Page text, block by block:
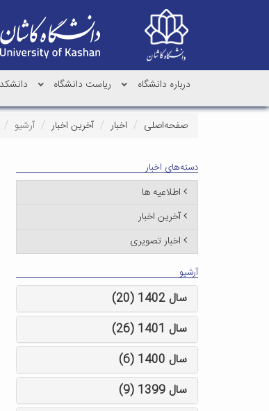
درباره دانشگاه ریاست دانشگاه
صفحه‌اصلی اخبار آخرین اخبار آرشیو
دسته‌های اخبار
اطلاعیه ها
آخرین اخبار
اخبار تصویری
آرشیو
سال 1402 (20)
سال 1401 (26)
سال 1400 (6)
سال 1399 (9)